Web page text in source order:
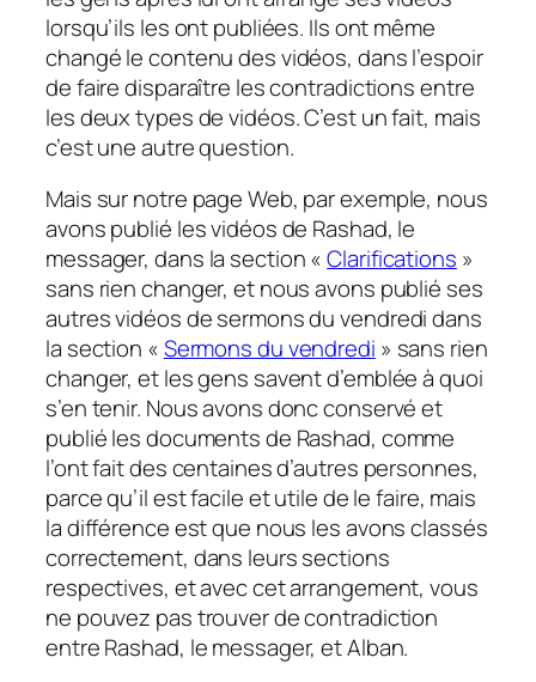
lorsqu’ils les ont publiées. Ils ont même
changé le contenu des vidéos, dans l’espoir
de faire disparaître les contradictions entre
les deux types de vidéos. C’est un fait, mais
c’est une autre question.
Mais sur notre page Web, par exemple, nous
avons publié les vidéos de Rashad, le
messager, dans la section «Clarifications »
sans rien changer, et nous avons publié ses
autres vidéos de sermons du vendredi dans
la section «Sermons du vendredi » sans rien
changer, et les gens savent d’emblée à quoi
s’en tenir. Nous avons donc conservé et
publié les documents de Rashad, comme
l’ont fait des centaines d’autres personnes,
parce qu’il est facile et utile de le faire, mais
la différence est que nous les avons classés
correctement, dans leurs sections
respectives, et avec cet arrangement, vous
ne pouvez pas trouver de contradiction
entre Rashad, le messager, et Alban.